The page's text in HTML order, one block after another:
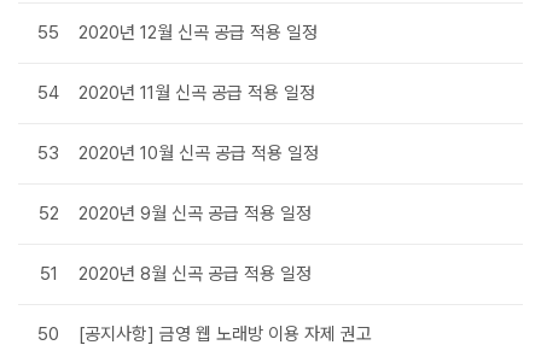
55 2020년 12월 신곡 공급 적용 일정
54 2020년 11월 신곡 공급 적용 일정
53 2020년 10월 신곡 공급 적용 일정
52 2020년 9월 신곡 공급 적용 일정
51 2020년 8월 신곡 공급 적용 일정
50 [공지사항] 금영 웹 노래방 이용 자제 권고